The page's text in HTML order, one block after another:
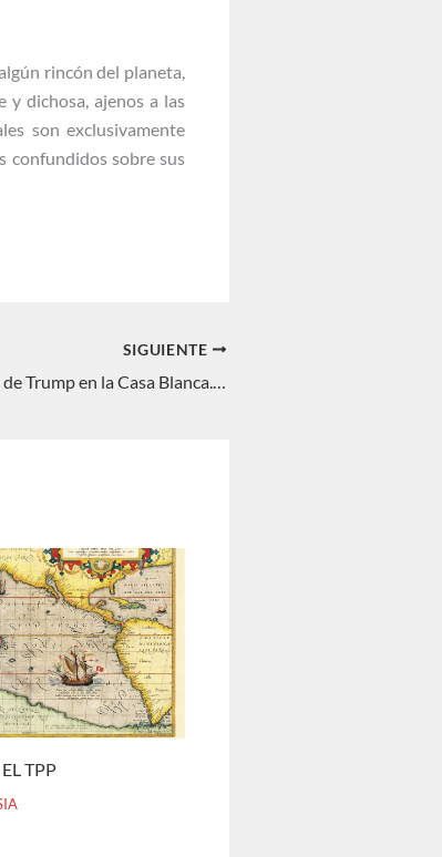
rincón del planeta,
y dichosa, ajenos a las
son exclusivamente
confundidos sobre sus
SIGUIENTE
TPP